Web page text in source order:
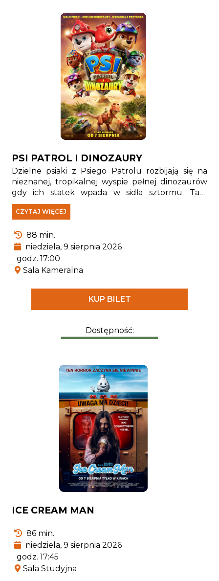
PSI PATROL I DINOZAURY
Dzielne psiaki z Psiego Patrolu rozbijają się na
nieznanej, tropikalnej wyspie pełnej dinozaurów
gdy ich statek wpada w sidła sztormu. Tam
spotykają Rexa — szczeniaka, który od lat jest
uwięziony na wyspie i stał się prawdziwym
pradawnymi gadami.
CZYTAJ WIĘCEJ
88 min.
niedziela, 9 sierpnia 2026
godz. 17:00
Sala Kameralna
KUP BILET
Dostępność:
ICE CREAM MAN
86 min.
niedziela, 9 sierpnia 2026
godz. 17:45
Sala Studyjna